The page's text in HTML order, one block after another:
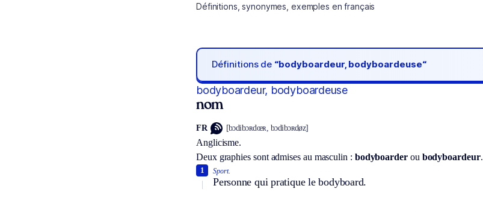
Définitions, synonymes, exemples en français
Définitions de “bodyboardeur, bodyboardeuse“
bodyboardeur, bodyboardeuse
nom
FR [bɔdibɔʀdœʀ, bɔdibɔʀdøz]
Anglicisme.
Deux graphies sont admises au masculin : bodyboarderou bodyboardeur.
Sport.
Personne qui pratique le bodyboard.
1